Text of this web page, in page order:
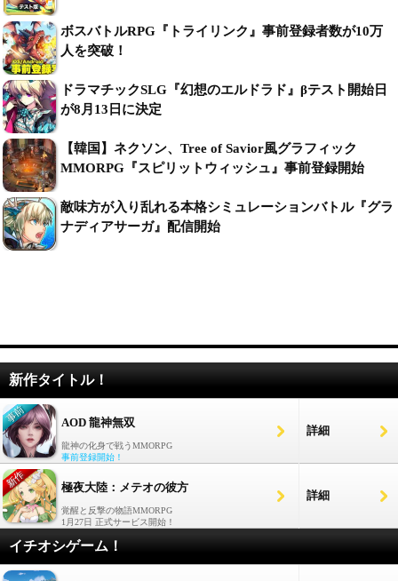
ボスバトルRPG『トライリンク』事前登録者数が10万
人を突破！
ドラマチックSLG『幻想のエルドラド』βテスト開始日
が8月13日に決定
【韓国】ネクソン、Tree of Savior風グラフィック
MMORPG『スピリットウィッシュ』事前登録開始
敵味方が入り乱れる本格シミュレーションバトル『グラ
ナディアサーガ』配信開始
新作タイトル！
AOD 龍神無双
龍神の化身で戦うMMORPG
事前登録開始！
詳細
極夜大陸：メテオの彼方
覚醒と反撃の物語MMORPG
1月27日 正式サービス開始！
詳細
イチオシゲーム！